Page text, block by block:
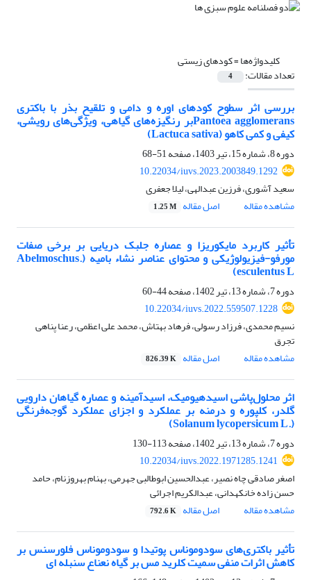
کلیدواژه‌ها =کودهای زیستی
تعداد مقالات: 4
بررسی اثر سطوح کودهای اوره و دامی و تلقیح بذر با باکتری
Pantoea agglomeransبر رنگیزه‌های گیاهی، ویژگی‌های رویشی،
کیفی و کمی کاهو (Lactuca sativa)
دوره 8، شماره 15، تیر 1403، صفحه
51-68
10.22034/iuvs.2023.2003849.1292
سعید آشوری، فرزین عبدالهی، لیلا جعفری
مشاهده مقاله
اصل مقاله 1.25 M
تأثیر کاربرد مایکوریزا و عصاره جلبک دریایی بر برخی صفات
مورفو-فیزیولوژیکی و محتوای عناصر نشاء بامیه (.Abelmoschus
esculentus L)
دوره 7، شماره 13، تیر 1402، صفحه
44-60
10.22034/iuvs.2022.559507.1228
نسیم محمدی، فرزاد رسولی، فرهاد بهتاش، محمد علی اعظمی، رعنا پناهی
تجرق
مشاهده مقاله
اصل مقاله 826.39 K
اثر محلول‌پاشی اسیدهیومیک، اسیدآمینه و عصاره گیاهان دارویی
گلدر، کلپوره و درمنه بر عملکرد و اجزای عملکرد گوجه‌فرنگی
(.Solanum lycopersicum L)
دوره 7، شماره 13، تیر 1402، صفحه
113-130
10.22034/iuvs.2022.1971285.1241
اصغر صادقی چاه نصیر، عبدالحسین ابوطالبی جهرمی، بهنام بهروزنام، حامد
حسن زاده خانکهدانی، عبدالکریم اجرائی
مشاهده مقاله
اصل مقاله 792.6 K
تأثیر باکتری‌های سودوموناس پوتیدا و سودوموناس فلورسنس بر
کاهش اثرات منفی سمیت کلرید مس بر گیاه نعناع سنبله ای